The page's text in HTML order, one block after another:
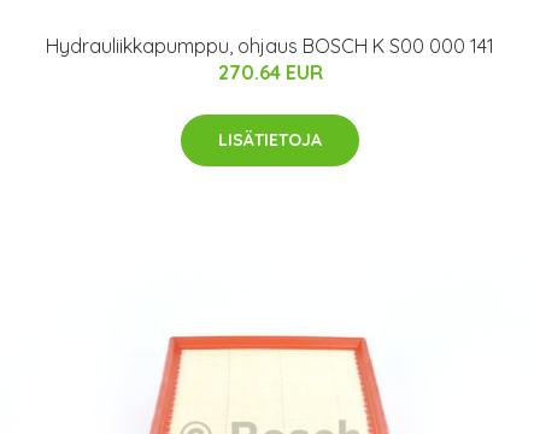
Hydrauliikkapumppu, ohjaus BOSCH K S00 000 141
270.64 EUR
LISÄTIETOJA